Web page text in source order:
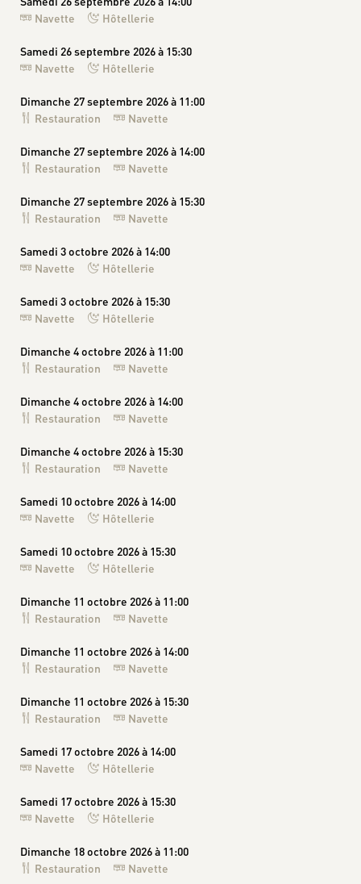
Navette
Hôtellerie
Samedi 26 septembre 2026 à 15:30
Navette
Hôtellerie
Dimanche 27 septembre 2026 à 11:00
Restauration
Navette
Dimanche 27 septembre 2026 à 14:00
Restauration
Navette
Dimanche 27 septembre 2026 à 15:30
Restauration
Navette
Samedi 3 octobre 2026 à 14:00
Navette
Hôtellerie
Samedi 3 octobre 2026 à 15:30
Navette
Hôtellerie
Dimanche 4 octobre 2026 à 11:00
Restauration
Navette
Dimanche 4 octobre 2026 à 14:00
Restauration
Navette
Dimanche 4 octobre 2026 à 15:30
Restauration
Navette
Samedi 10 octobre 2026 à 14:00
Navette
Hôtellerie
Samedi 10 octobre 2026 à 15:30
Navette
Hôtellerie
Dimanche 11 octobre 2026 à 11:00
Restauration
Navette
Dimanche 11 octobre 2026 à 14:00
Restauration
Navette
Dimanche 11 octobre 2026 à 15:30
Restauration
Navette
Samedi 17 octobre 2026 à 14:00
Navette
Hôtellerie
Samedi 17 octobre 2026 à 15:30
Navette
Hôtellerie
Dimanche 18 octobre 2026 à 11:00
Restauration
Navette